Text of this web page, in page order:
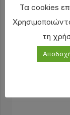
Τα cookies
τη